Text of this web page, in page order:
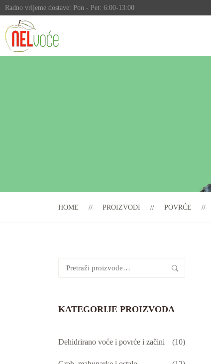
Radno vrijeme dostave: Pon - Pet: 6:00-13:00
HOME PROIZVODI POVRĆE
KATEGORIJE PROIZVODA
Dehidrirano voće i povrće i začini (10)